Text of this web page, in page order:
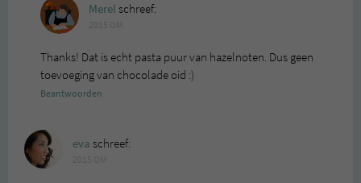
Merel schreef:
Thanks! Dat is echt pasta puur van hazelnoten. Dus geen
toevoeging van chocolade oid :)
Beantwoorden
eva schreef: